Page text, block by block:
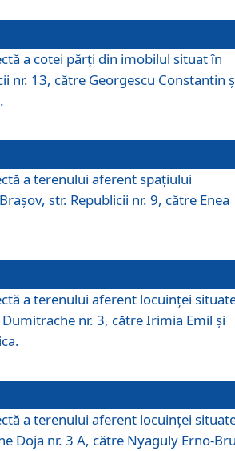
a cotei părţi din imobilul situat în
nr. 13, către Georgescu Constantin
a terenului aferent spaţiului
str. Republicii nr. 9, către Enea
a terenului aferent locuinţei
nr. 3, către Irimia Emil şi
a terenului aferent locuinţei
Doja nr. 3 A, către Nyaguly Erno-